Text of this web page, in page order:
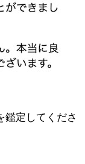
鑑定してくださ